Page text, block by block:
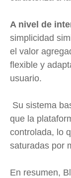
A nivel de
simplicidad
el valor
flexible y
usuario.
Su sistema
que la
controlada, lo
saturadas por
En resumen,